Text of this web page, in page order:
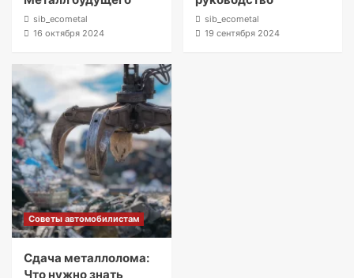
sib_ecometal
16 октября 2024
sib_ecometal
19 сентября 2024
Советы автомобилистам
Сдача металлолома:
Что нужно знать